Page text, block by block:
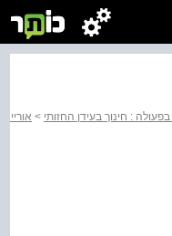
בפעולה : חינוך בעידן החזותי >